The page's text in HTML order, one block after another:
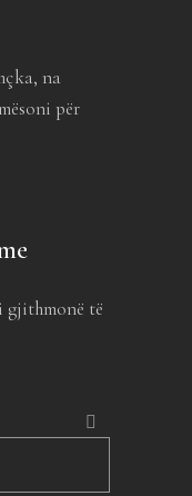
na
për
gjithmonë të